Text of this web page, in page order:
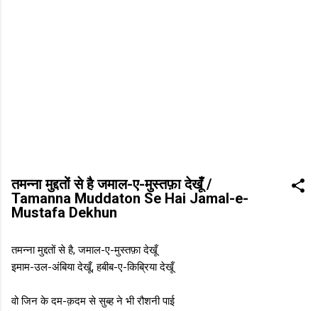
तमन्ना मुद्दतों से है जमाल-ए-मुस्तफ़ा देखूँ /
Tamanna Muddaton Se Hai Jamal-e-
Mustafa Dekhun
तमन्ना मुद्दतों से है, जमाल-ए-मुस्तफ़ा देखूँ
इमाम-उल-अंबिया देखूँ, हबीब-ए-किब्रिया देखूँ
वो जिन के दम-क़दम से सुब्ह ने भी रौशनी पाई